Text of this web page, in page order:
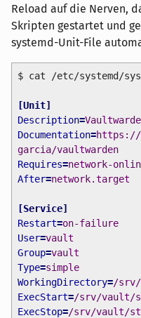
Reload auf die Nerven,
Skripten gestartet und
systemd-Unit-File
$ cat /etc/systemd/
[Unit]
Description=
Documentation=https://
garcia/vaultwarden
Requires=network-
After=network.target
[Service]
Restart=on-failure
User=vault
Group=vault
Type=simple
WorkingDirectory=/
ExecStart=/srv/vault/
ExecStop=/srv/vault/